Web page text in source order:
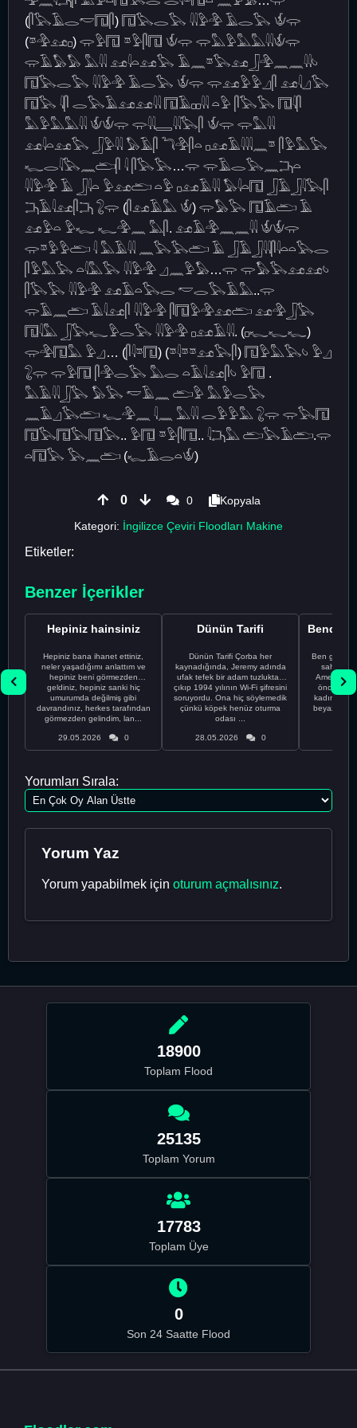
(𓋴𓅂𓄿𓂋𓎢𓉔𓋴) 𓉔𓅂𓂋𓅂 𓇌𓅱𓅲 𓄿𓂋𓅂 𓄎𓂌
(𓎼𓅲𓃭𓊪) 𓂌𓅱𓉔 𓎼𓅱𓋴𓉔 𓄎𓂌 𓂌𓅓𓅱𓅓𓅓𓇌𓄎𓂌
𓂌𓄿𓅃𓅃 𓅓𓇌 𓃭𓇋𓏏𓃭𓅂 𓄿𓈖𓎼𓅂𓃭𓃀𓅲𓈖𓈖𓇌𓄼
𓉔𓅂𓂋𓅂 𓇌𓅱𓅲 𓄿𓂋𓅂 𓄎𓂌 𓂌𓃭𓅱𓅱𓈎𓋴 𓃭𓇋𓈎𓅂
𓉔𓅂 𓇋𓋴 𓂋𓅂𓄿𓃭𓃭𓇌 𓉔𓄿𓊪𓊪𓇌 𓏏𓅱 𓋴𓅂𓅂 𓉔𓇋𓋴
𓅓𓅱𓅓𓅓𓇌 𓄎𓄎𓂌 𓂌𓇌𓇿𓇌𓅂𓋴 𓄎𓂌 𓂌𓅓𓇌
𓃭𓇋𓏏𓃭𓅂 𓃀𓅱𓇌 𓅃𓄿𓋴 𓆓𓅲𓋴𓏏 𓊪𓃭𓄿𓇌𓇋𓈖𓎼 𓋴𓅱𓅓𓅂
𓆑𓂋𓇋𓅂𓈖𓂧𓋴 𓇋 𓋴𓅂𓅂…𓂌 𓂌𓄿𓂋𓅂𓈖𓂕𓏏
𓇌𓅱𓅲 𓄿 𓃀𓇋𓏏 𓅱𓃭𓂧 𓏏𓅱 𓊪𓃭𓄿𓇌 𓅃𓇋𓏏𓉔 𓃀𓄿𓃀𓇋𓅂𓋴
𓂕𓄿𓇋𓃭𓋴𓂕 𓃇𓂌 (𓋴𓃭𓄿𓅓 𓄎) 𓂌𓅃𓅂 𓉔𓄿𓂧 𓄿
𓃭𓅱𓏏 𓅱𓆑 𓆑𓅲𓈖 𓅓𓋴. 𓃭𓄿𓅲𓈖𓈖𓇌 𓄎𓄎𓂌
𓂌𓎼𓅱𓅱𓂧 𓇋 𓅓𓄿𓇌 𓈖𓅂𓅂𓂧 𓄿 𓃀𓄿𓃀𓇌𓋴𓇋𓏏𓏏𓅂𓂋
𓋴𓅱𓅓𓅂 𓏏𓇋𓅓𓅂 𓇌𓅱𓅲 𓈎𓈖𓅱𓅃…𓂌 𓂌𓅃𓅂𓃭𓃭𓄼
𓋴𓅂𓅂 𓇌𓅱𓅲 𓃭𓄿𓏏𓅂𓂋 𓎢𓂋𓅂𓄿𓅓..𓂌
𓂌𓄿𓈖𓂧 𓄿𓇋𓃭𓋴 𓇌𓅱𓅲 𓋴𓉔𓅱𓅲𓃭𓂧 𓃭𓅲𓃀𓅂
𓉔𓇋𓅓 𓃀𓅂𓆑𓅱𓂋𓅂 𓇌𓅱𓅲 𓊪𓃭𓄿𓇌. (𓊪𓆑𓆑𓆑)
𓂌𓅲𓉔𓅓 𓅱𓈎… (𓋴𓇋𓎼𓉔) (𓎼𓇋𓎼𓎼𓃭𓅂𓋴) 𓉔𓅱𓅓𓅂𓄼 𓅱𓈎
𓃇𓂌 𓂌𓅱𓉔 𓋴𓅲𓂋𓅂 𓅓𓂋 𓏏𓄿𓇋𓃭𓋴𓄼 𓅱𓉔 .
𓅓𓄿𓇌𓃀𓅂 𓅃𓅂 𓎢𓄿𓈖 𓂧𓅱 𓅓𓅱𓂋𓅂
𓈖𓄿𓈎𓅂𓂧 𓆑𓅲𓈖 𓇋𓈖 𓅓𓇌 𓂋𓅱𓅱𓅓 𓃇𓂌 𓂌𓅂𓉔
𓉔𓅂𓉔𓅂𓉔𓅂.. 𓅱𓉔 𓎼𓅱𓋴𓉔.. 𓇋𓂕𓅓 𓂧𓅂𓄿𓂧.𓂌
𓏏𓉔𓅂 𓅂𓈖𓂧 (𓆑𓄿𓂋𓏏𓄎)
0 0
Kopyala
Kategori: İngilizce Çeviri Floodları Makine
Etiketler:
Benzer İçerikler
Hepiniz hainsiniz
Hepiniz bana ihanet ettiniz,
neler yaşadığımı anlattım ve
hepiniz beni görmezden
geldiniz, hepiniz sanki hiç
umurumda değilmiş gibi
davrandınız, herkes tarafından
görmezden gelindim, lan...
29.05.2026 0
Dünün Tarifi
Dünün Tarifi Çorba her
kaynadığında, Jeremy adında
ufak tefek bir adam tuzluktan
çıkıp 1994 yılının Wi-Fi şifresini
soruyordu. Ona hiç söylemedik
çünkü köpek henüz oturma
odası ...
28.05.2026 0
Ben gururlu
sahip
önce
kadınla
beyaz
Yorumları Sırala:
Yorum Yaz
Yorum yapabilmek için oturum açmalısınız.
18900
Toplam Flood
25135
Toplam Yorum
17783
Toplam Üye
0
Son 24 Saatte Flood